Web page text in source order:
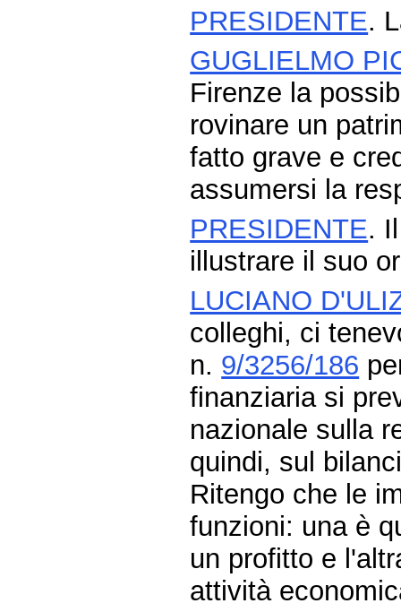
PRESIDENTE.
GUGLIELMO
Firenze la
rovinare un
fatto grave e
assumersi la
PRESIDENTE.
illustrare il suo
LUCIANO
colleghi, ci
n. 9/3256/186
finanziaria si
nazionale sulla
quindi, sul
Ritengo che le
funzioni: una è
un profitto e
attività